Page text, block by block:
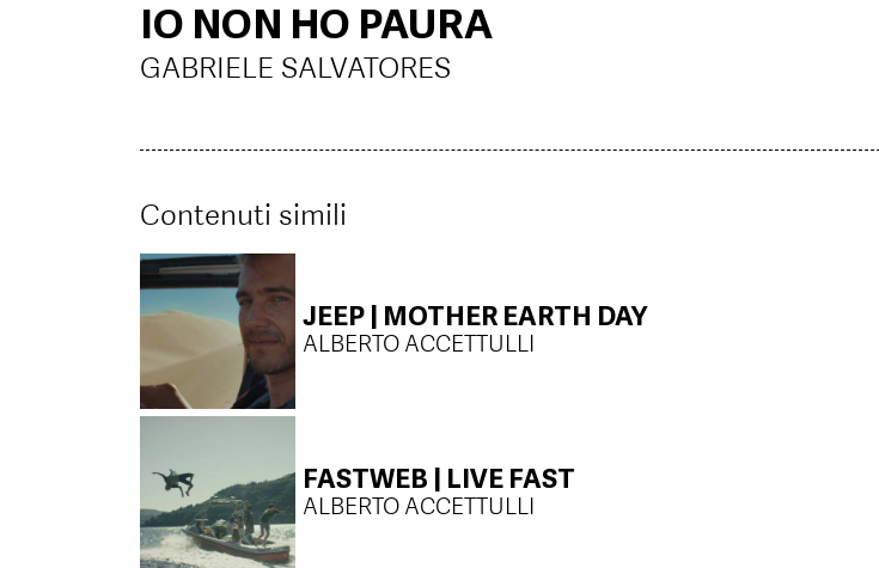
IO NON HO PAURA
GABRIELE SALVATORES
Contenuti simili
JEEP | MOTHER EARTH DAY
ALBERTO ACCETTULLI
FASTWEB | LIVE FAST
ALBERTO ACCETTULLI